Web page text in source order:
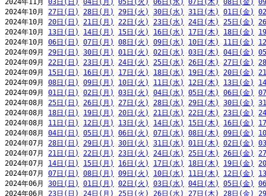
2024年11月 03日(日) 04日(月) 05日(火) 06日(水) 07日(木) 08日(金)
2024年10月 27日(日) 28日(月) 29日(火) 30日(水) 31日(木) 01日(金)
2024年10月 20日(日) 21日(月) 22日(火) 23日(水) 24日(木) 25日(金)
2024年10月 13日(日) 14日(月) 15日(火) 16日(水) 17日(木) 18日(金)
2024年10月 06日(日) 07日(月) 08日(火) 09日(水) 10日(木) 11日(金)
2024年09月 29日(日) 30日(月) 01日(火) 02日(水) 03日(木) 04日(金)
2024年09月 22日(日) 23日(月) 24日(火) 25日(水) 26日(木) 27日(金)
2024年09月 15日(日) 16日(月) 17日(火) 18日(水) 19日(木) 20日(金)
2024年09月 08日(日) 09日(月) 10日(火) 11日(水) 12日(木) 13日(金)
2024年09月 01日(日) 02日(月) 03日(火) 04日(水) 05日(木) 06日(金)
2024年08月 25日(日) 26日(月) 27日(火) 28日(水) 29日(木) 30日(金)
2024年08月 18日(日) 19日(月) 20日(火) 21日(水) 22日(木) 23日(金)
2024年08月 11日(日) 12日(月) 13日(火) 14日(水) 15日(木) 16日(金)
2024年08月 04日(日) 05日(月) 06日(火) 07日(水) 08日(木) 09日(金)
2024年07月 28日(日) 29日(月) 30日(火) 31日(水) 01日(木) 02日(金)
2024年07月 21日(日) 22日(月) 23日(火) 24日(水) 25日(木) 26日(金)
2024年07月 14日(日) 15日(月) 16日(火) 17日(水) 18日(木) 19日(金)
2024年07月 07日(日) 08日(月) 09日(火) 10日(水) 11日(木) 12日(金)
2024年06月 30日(日) 01日(月) 02日(火) 03日(水) 04日(木) 05日(金)
2024年06月 23日(日) 24日(月) 25日(火) 26日(水) 27日(木) 28日(金)